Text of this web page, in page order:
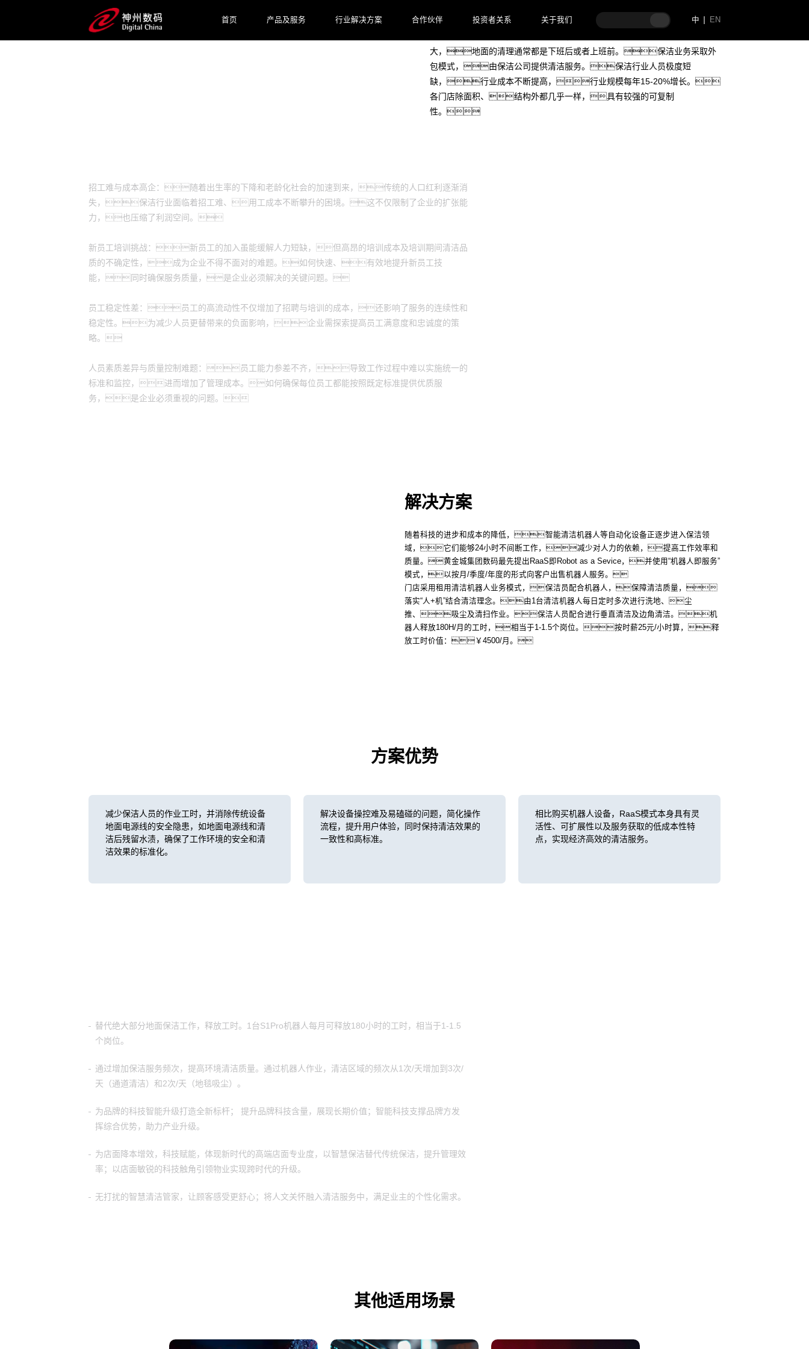
首页 产品及服务 行业解决方案 合作伙伴 投资者关系 关于我们 中 EN
大，地面的清理通常都是下班后或者上班前。保洁业务采取外
包模式，由保洁公司提供清洁服务。保洁行业人员极度短
缺，行业成本不断提高，行业规模每年15-20%增长。
各门店除面积、结构外都几乎一样，具有较强的可复制
性。
招工难与成本高企：随着出生率的下降和老龄化社会的加速到来，传统的人口红利逐渐消
失，保洁行业面临着招工难、用工成本不断攀升的困境。这不仅限制了企业的扩张能
力，也压缩了利润空间。
新员工培训挑战：新员工的加入虽能缓解人力短缺，但高昂的培训成本及培训期间清洁品
质的不确定性，成为企业不得不面对的难题。如何快速、有效地提升新员工技
能，同时确保服务质量，是企业必须解决的关键问题。
员工稳定性差：员工的高流动性不仅增加了招聘与培训的成本，还影响了服务的连续性和
稳定性。为减少人员更替带来的负面影响，企业需探索提高员工满意度和忠诚度的策
略。
人员素质差异与质量控制难题：员工能力参差不齐，导致工作过程中难以实施统一的
标准和监控，进而增加了管理成本。如何确保每位员工都能按照既定标准提供优质服
务，是企业必须重视的问题。
解决方案
随着科技的进步和成本的降低，智能清洁机器人等自动化设备正逐步进入保洁领
域，它们能够24小时不间断工作，减少对人力的依赖，提高工作效率和
质量。黄金城集团数码最先提出RaaS即Robot as a Sevice，并使用“机器人即服务”
模式，以按月/季度/年度的形式向客户出售机器人服务。
门店采用租用清洁机器人业务模式，保洁员配合机器人，保障清洁质量，
落实“人+机”结合清洁理念。由1台清洁机器人每日定时多次进行洗地、尘
推、吸尘及清扫作业。保洁人员配合进行垂直清洁及边角清洁。机
器人释放180H/月的工时，相当于1-1.5个岗位。按时薪25元/小时算，释
放工时价值：￥4500/月。
方案优势
减少保洁人员的作业工时，并消除传统设备
地面电源线的安全隐患，如地面电源线和清
洁后残留水渍，确保了工作环境的安全和清
洁效果的标准化。
解决设备操控难及易磕碰的问题，简化操作
流程，提升用户体验，同时保持清洁效果的
一致性和高标准。
相比购买机器人设备，RaaS模式本身具有灵
活性、可扩展性以及服务获取的低成本性特
点，实现经济高效的清洁服务。
替代绝大部分地面保洁工作，释放工时。1台S1Pro机器人每月可释放180小时的工时，相当于1-1.5
个岗位。
通过增加保洁服务频次，提高环境清洁质量。通过机器人作业，清洁区域的频次从1次/天增加到3次/
天（通道清洁）和2次/天（地毯吸尘）。
为品牌的科技智能升级打造全新标杆； 提升品牌科技含量，展现长期价值；智能科技支撑品牌方发
挥综合优势，助力产业升级。
为店面降本增效，科技赋能，体现新时代的高端店面专业度，以智慧保洁替代传统保洁，提升管理效
率；以店面敏锐的科技触角引领物业实现跨时代的升级。
无打扰的智慧清洁管家，让顾客感受更舒心；将人文关怀融入清洁服务中，满足业主的个性化需求。
其他适用场景